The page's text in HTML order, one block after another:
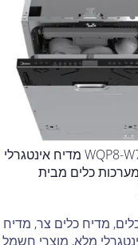
WQP8-W7704M מדיח אינטגרלי
צר 10 מערכות כלים מבית
, מדיח כלים צר, מדיח
מלא, מוצרי חשמל